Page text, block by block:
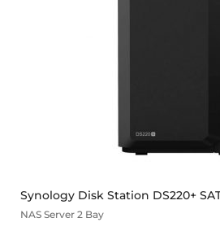
Synology Disk Station DS220+
NAS Server 2 Bay